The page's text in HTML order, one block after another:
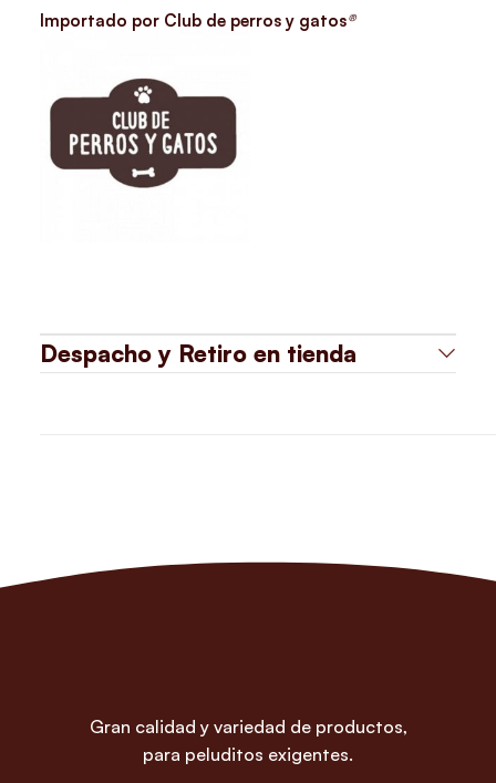
Importado por Club de perros y gatos®
Despacho y Retiro en tienda
Gran calidad y variedad de productos,
para peluditos exigentes.